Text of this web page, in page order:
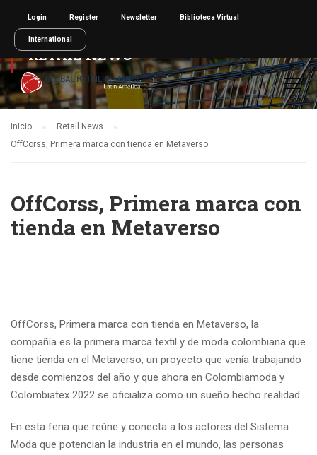
Login Register Newsletter Biblioteca Virtual
International
RETAIL NEWS
Inicio
Retail News
OffCorss, Primera marca con tienda en Metaverso
OffCorss, Primera marca con
tienda en Metaverso
OffCorss, Primera marca con tienda en Metaverso, la
compañía es la primera marca textil y de moda colombiana que
tiene tienda en el Metaverso, un proyecto que venía trabajando
desde comienzos del año y que ahora en Colombiamoda y
Colombiatex 2022 se oficializa como un sueño hecho realidad.
En esta feria que reúne y conecta a los actores del Sistema
Moda que potencian la industria en el mundo, las personas